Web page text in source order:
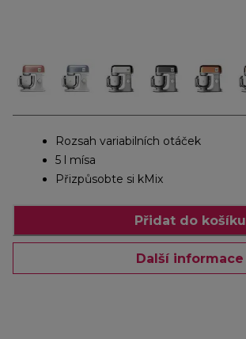
Rozsah variabilních otáček
5 l mísa
Přizpůsobte si kMix
Přidat do košíku
Další informace